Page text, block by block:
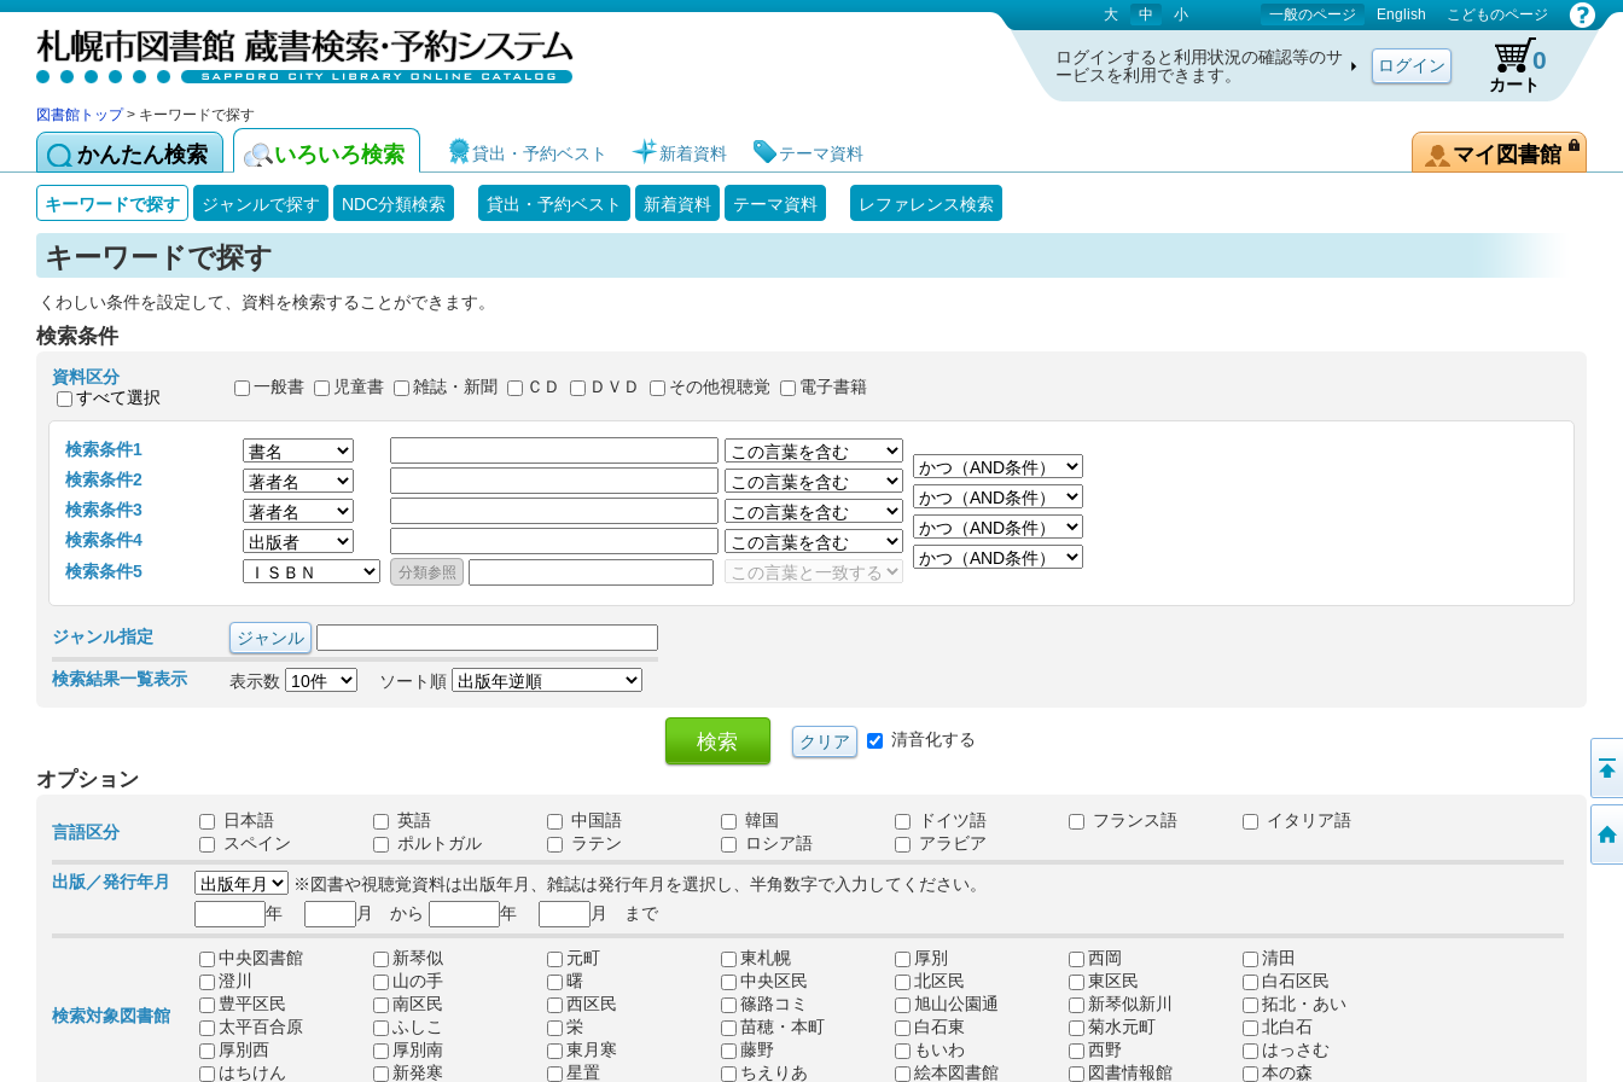
札幌市図書館 蔵書検索・予約システム 大 中 小 一般のページ English こどものページ
ログインすると利用状況の確認等のサ
ービスを利用できます。
カート
0
図書館トップ> キーワードで探す
かんたん検索 いろいろ検索 貸出・予約ベスト 新着資料 テーマ資料 マイ図書館
キーワードで探す ジャンルで探す NDC分類検索 貸出・予約ベスト 新着資料 テーマ資料 レファレンス検索
キーワードで探す
くわしい条件を設定して、資料を検索することができます。
検索条件
資料区分
すべて選択
一般書 児童書 雑誌・新聞 ＣＤ ＤＶＤ その他視聴覚 電子書籍
検索条件1
検索条件2
検索条件3
検索条件4
検索条件5
ジャンル指定
検索結果一覧表示 表示数 ソート順
清音化する
オプション
言語区分
日本語 英語 中国語 韓国 ドイツ語 フランス語
イタリア語
スペイン
ポルトガル ラテン ロシア語
アラビア
出版／発行年月
※図書や視聴覚資料は出版年月、雑誌は発行年月を選択し、半角数字で入力してください。
年
月 から 年 月 まで
検索対象図書館
中央図書館 新琴似 元町 東札幌 厚別 西岡
清田
澄川
山の手 曙 中央区民 北区民 東区民
白石区民
豊平区民
南区民 西区民 篠路コミ 旭山公園通 新琴似新川
拓北・あい
太平百合原
ふしこ 栄 苗穂・本町 白石東 菊水元町
北白石
厚別西
厚別南 東月寒 藤野 もいわ 西野
はっさむ
はちけん
新発寒 星置 ちえりあ 絵本図書館 図書情報館 本の森